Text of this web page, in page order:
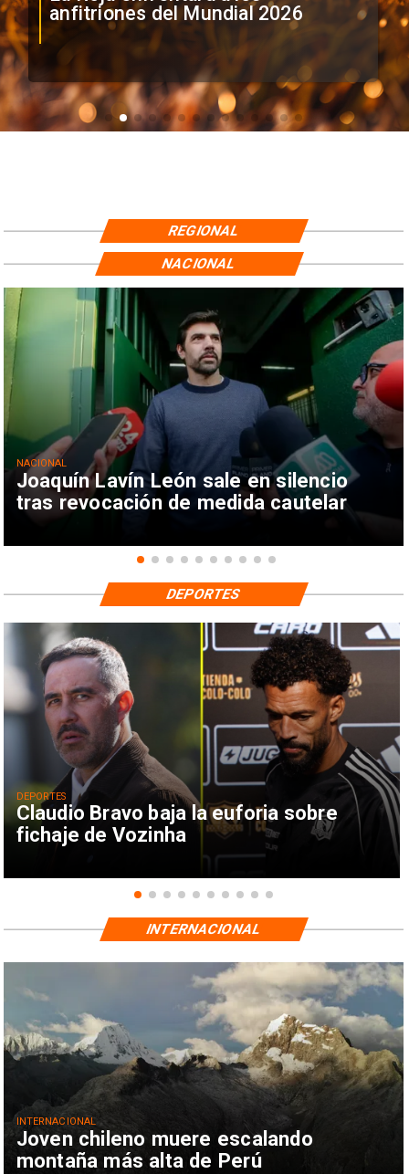
anfitriones del Mundial 2026
REGIONAL
Joaquín Lavín León sale en silencio
tras revocación de medida cautelar
NACIONAL
NACIONAL
Claudio Bravo baja la euforia sobre
fichaje de Vozinha
DEPORTES
DEPORTES
Joven chileno muere escalando
montaña más alta de Perú
INTERNACIONAL
INTERNACIONAL